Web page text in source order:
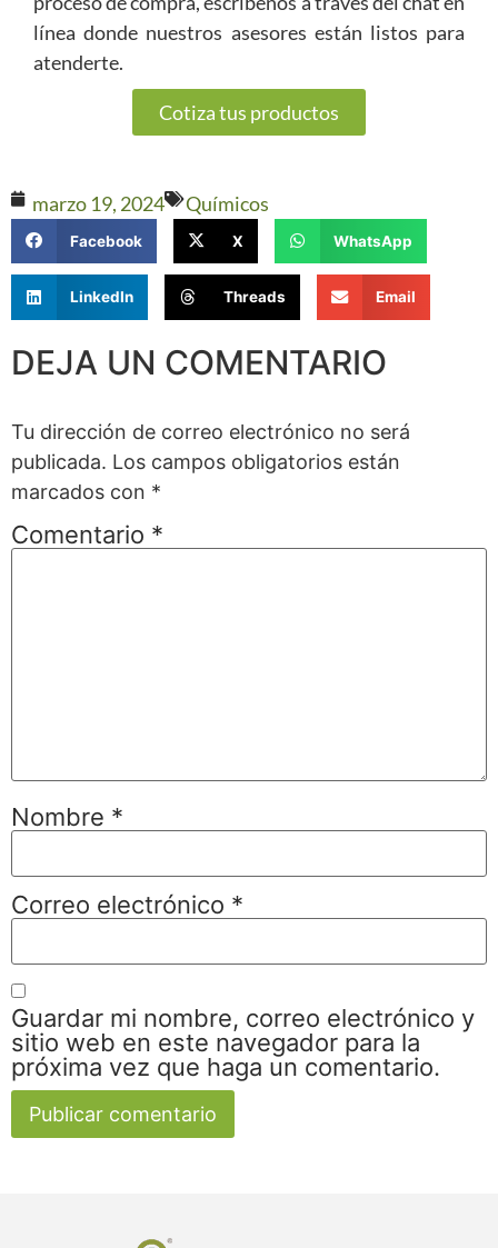
línea donde nuestros asesores están listos para
atenderte.
Cotiza tus productos
marzo 19, 2024 Químicos
Facebook X WhatsApp
LinkedIn Threads Email
DEJA UN COMENTARIO
Tu dirección de correo electrónico no será
publicada. Los campos obligatorios están
marcados con *
Comentario *
Nombre *
Correo electrónico *
Guardar mi nombre, correo electrónico y
sitio web en este navegador para la
próxima vez que haga un comentario.